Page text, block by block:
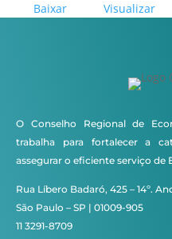
Baixar Visualizar
O Conselho Regional de
trabalha para fortalecer a
assegurar o eficiente serviço de
Rua Líbero Badaró, 425 – 14º.
São Paulo – SP | 01009-905
11 3291-8709